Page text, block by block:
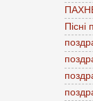
Пісні